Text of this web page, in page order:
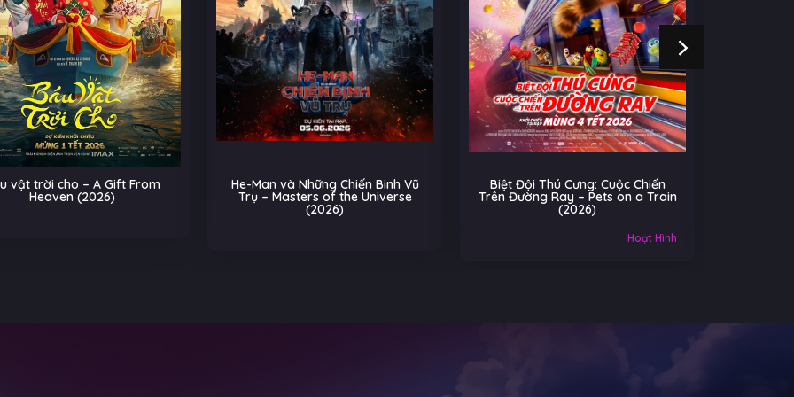
He-Man và Những Chiến Binh Vũ
Trụ – Masters of the Universe
Biệt Đội Thú Cưng: Cuộc Chiến
Trên Đường Ray – Pets on a Train
Cú Nhảy Kỳ Diệu – Hoppers
(2026)